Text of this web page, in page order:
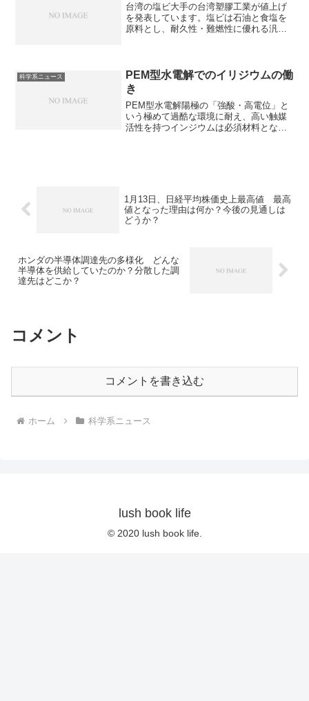
台湾の塩ビ大手の台湾塑膠工業が値上げ
を発表しています。塩ビは石油と食塩を
原料とし、耐久性・難燃性に優れる汎用
科学系ニュース
PEM型水電解でのイリジウムの働
き
PEM型水電解陽極の「強酸・高電位」と
いう極めて過酷な環境に耐え、高い触媒
活性を持つインジウムは必須材料となっ
1月13日、日経平均株価史上最高値 最高
値となった理由は何か？今後の見通しは
どうか？
ホンダの半導体調達先の多様化 どんな
半導体を供給していたのか？分散した調
達先はどこか？
コメント
コメントを書き込む
ホーム 科学系ニュース
lush book life
© 2020 lush book life.